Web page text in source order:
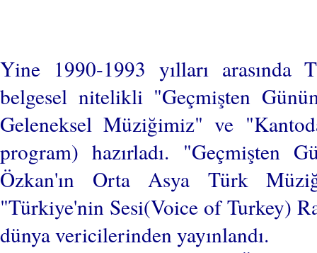
Yine 1990-1993 yılları arasında
belgesel nitelikli "Geçmişten
Geleneksel Müziğimiz" ve
program) hazırladı. "Geçmişten
Özkan'ın Orta Asya Türk
"Türkiye'nin Sesi(Voice of Turkey)
dünya vericilerinden yayınlandı.